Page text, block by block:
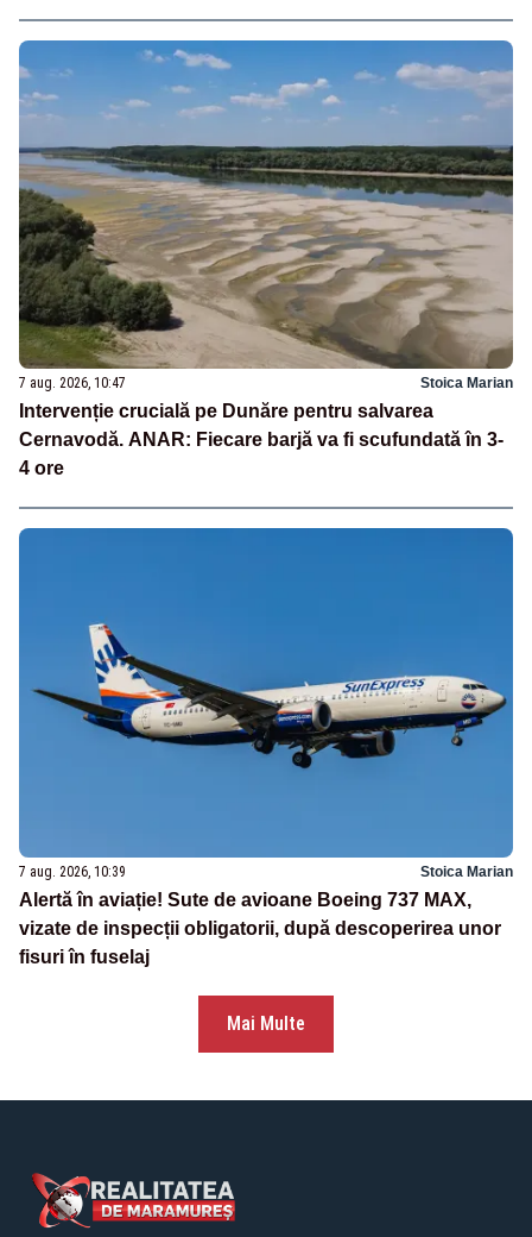
7 aug. 2026, 10:47 Stoica Marian
Intervenție crucială pe Dunăre pentru salvarea
Cernavodă. ANAR: Fiecare barjă va fi scufundată în 3-
4 ore
7 aug. 2026, 10:39 Stoica Marian
Alertă în aviație! Sute de avioane Boeing 737 MAX,
vizate de inspecții obligatorii, după descoperirea unor
fisuri în fuselaj
Mai Multe